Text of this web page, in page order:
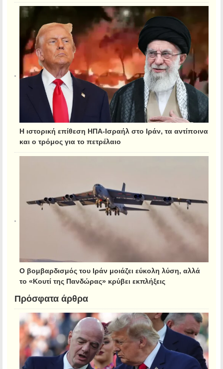
Η ιστορική επίθεση ΗΠΑ-Ισραήλ στο Ιράν, τα αντίποινα
και ο τρόμος για το πετρέλαιο
Ο βομβαρδισμός του Ιράν μοιάζει εύκολη λύση, αλλά
το «Κουτί της Πανδώρας» κρύβει εκπλήξεις
Πρόσφατα άρθρα